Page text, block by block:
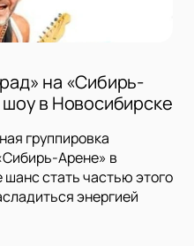
на «Сибирь-
в Новосибирске
группировка
Арене» в
стать частью этого
энергией